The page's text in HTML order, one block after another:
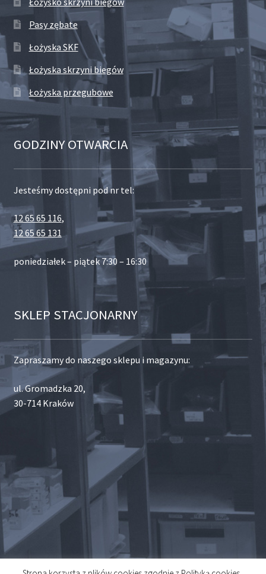
Pasy zębate
Łożyska SKF
Łożyska skrzyni biegów
Łożyska przegubowe
GODZINY OTWARCIA
Jesteśmy dostępni pod nr tel:
12 65 65 116,
12 65 65 131
poniedziałek – piątek 7:30 – 16:30
SKLEP STACJONARNY
Zapraszamy do naszego sklepu i magazynu:
ul. Gromadzka 20,
30-714 Kraków